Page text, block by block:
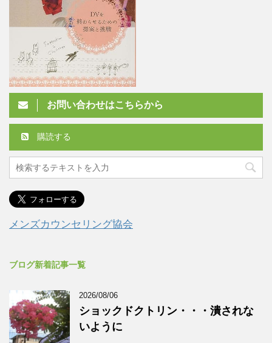
お問い合わせはこちらから
購読する
メンズカウンセリング協会
ブログ新着記事一覧
2026/08/06
ショックドクトリン・・・潰されな
いように